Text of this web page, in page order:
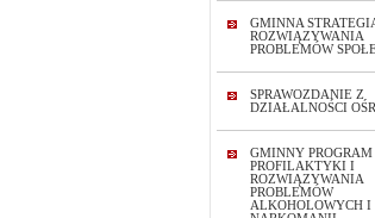
GMINNA
ROZWIĄZYWANIA
PROBLEMÓW
SPRAWOZDANIE Z
DZIAŁALNOŚCI
GMINNY PROGRAM
PROFILAKTYKI I
ROZWIĄZYWANIA
PROBLEMÓW
ALKOHOLOWYCH I